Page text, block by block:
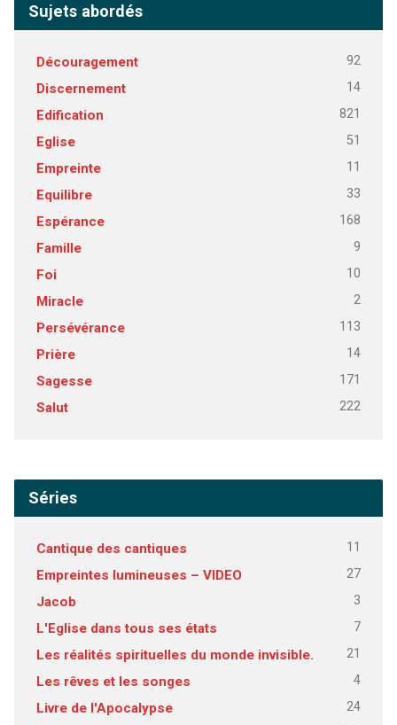
Sujets abordés
Découragement 92
Discernement 14
Edification 821
Eglise 51
Empreinte 11
Equilibre 33
Espérance 168
Famille 9
Foi 10
Miracle 2
Persévérance 113
Prière 14
Sagesse 171
Salut 222
Séries
Cantique des cantiques 11
Empreintes lumineuses – VIDEO 27
Jacob 3
L'Eglise dans tous ses états 7
Les réalités spirituelles du monde invisible. 21
Les rêves et les songes 4
Livre de l'Apocalypse 24